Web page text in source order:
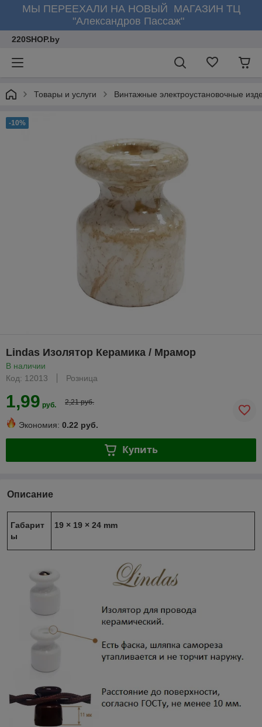
МЫ ПЕРЕЕХАЛИ НА НОВЫЙ МАГАЗИН ТЦ
"Александров Пассаж"
220SHOP.by
Товары и услуги Винтажные электроустановочные
-10%
Lindas Изолятор Керамика / Мрамор
В наличии
Код: 12013
Розница
1,99 руб. 2,21 руб.
Экономия: 0.22 руб.
Купить
Описание
Габарит
ы
19 × 19 × 24 mm